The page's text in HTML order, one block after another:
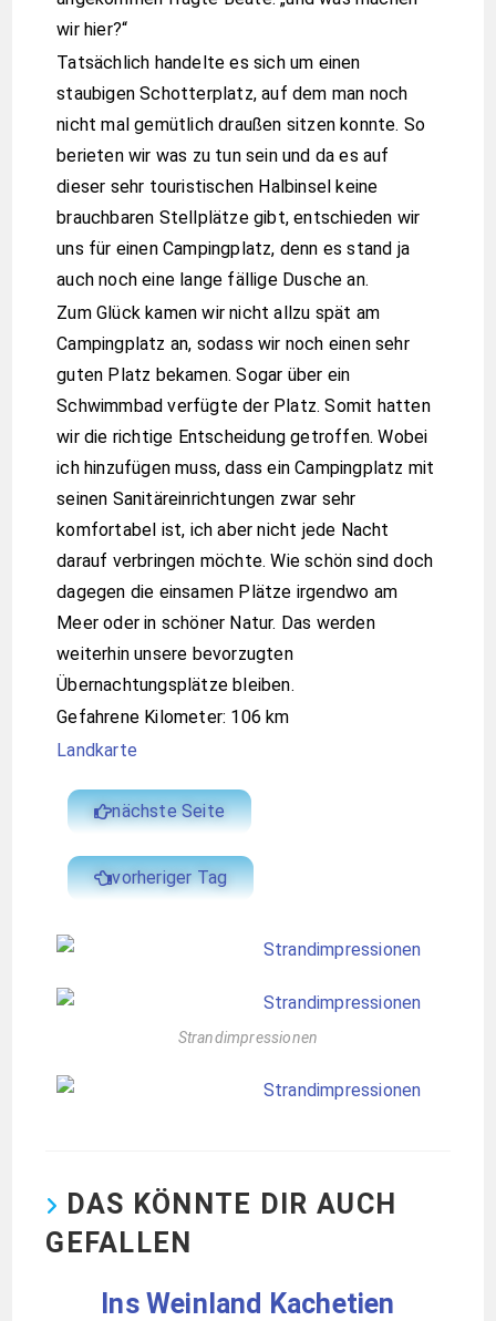
wir hier?“
Tatsächlich handelte es sich um einen
staubigen Schotterplatz, auf dem man noch
nicht mal gemütlich draußen sitzen konnte. So
berieten wir was zu tun sein und da es auf
dieser sehr touristischen Halbinsel keine
brauchbaren Stellplätze gibt, entschieden wir
uns für einen Campingplatz, denn es stand ja
auch noch eine lange fällige Dusche an.
Zum Glück kamen wir nicht allzu spät am
Campingplatz an, sodass wir noch einen sehr
guten Platz bekamen. Sogar über ein
Schwimmbad verfügte der Platz. Somit hatten
wir die richtige Entscheidung getroffen. Wobei
ich hinzufügen muss, dass ein Campingplatz mit
seinen Sanitäreinrichtungen zwar sehr
komfortabel ist, ich aber nicht jede Nacht
darauf verbringen möchte. Wie schön sind doch
dagegen die einsamen Plätze irgendwo am
Meer oder in schöner Natur. Das werden
weiterhin unsere bevorzugten
Übernachtungsplätze bleiben.
Gefahrene Kilometer: 106 km
Landkarte
nächste Seite
vorheriger Tag
Strandimpressionen
DAS KÖNNTE DIR AUCH
GEFALLEN
Ins Weinland Kachetien